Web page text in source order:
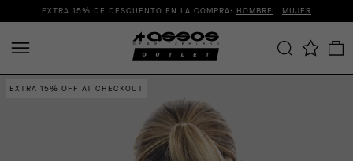
EXTRA 15% DE DESCUENTO EN LA COMPRA: HOMBRE | MUJER
EXTRA 15% OFF AT CHECKOUT